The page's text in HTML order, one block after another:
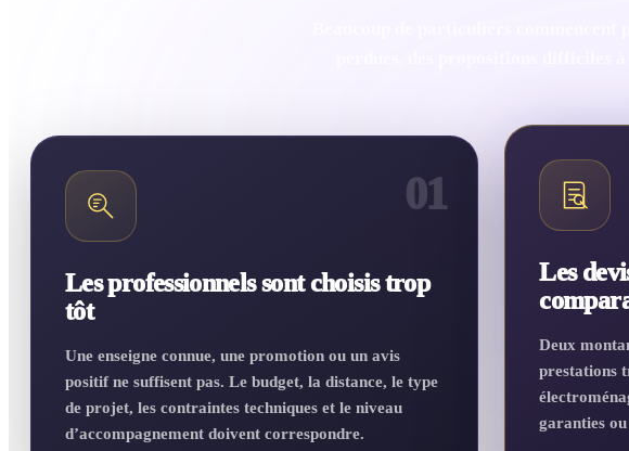
01
Les professionnels sont choisis trop
tôt
Une enseigne connue, une promotion ou un avis
positif ne suffisent pas. Le budget, la distance, le type
de projet, les contraintes techniques et le niveau
d’accompagnement doivent correspondre.
Les
Deux
prestations
garanties